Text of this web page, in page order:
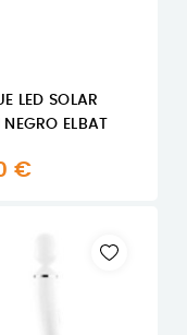
LED SOLAR
ELBAT
€